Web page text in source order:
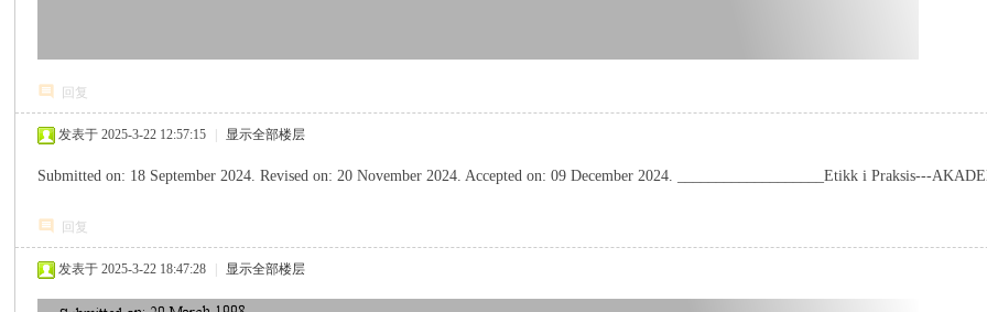
回复
发表于 2025-3-22 12:57:15 显示全部楼层
Submitted on: 18 September 2024. Revised on: 20 November 2024. Accepted on: 09 December 2024. ___________________Etikk i Praksis---
回复
发表于 2025-3-22 18:47:28 显示全部楼层